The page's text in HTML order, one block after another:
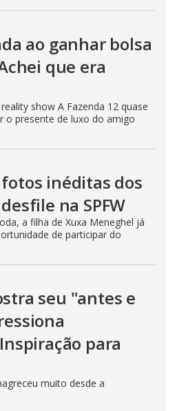
ao ganhar bolsa
que era
show A Fazenda 12 quase
o presente de luxo do amigo
inéditas dos
na SPFW
a filha de Xuxa Meneghel já
de participar do
seu "antes e
para
muito desde a